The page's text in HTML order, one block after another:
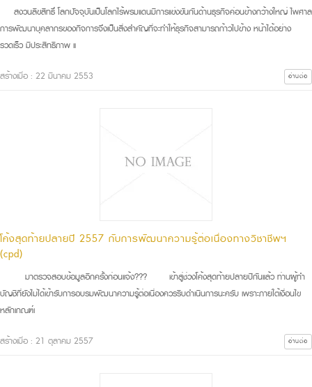
สงวนลิขสิทธิ์ โลกปัจจุบันเป็นโลกไร้พรมแดนมีการแข่งขันกันด้านธุรกิจค่อนข้างกว้างใหญ่ ไพศาล
การพัฒนาบุคลากรของกิจการจึงเป็นสิ่งสำคัญที่จะทำให้ธุรกิจสามารถก้าวไปข้าง หน้าได้อย่าง
รวดเร็ว มีประสิทธิภาพ แ
สร้างเมื่อ : 22 มีนาคม 2553 อ่านต่อ
โค้งสุดท้ายปลายปี 2557 กับการพัฒนาความรู้ต่อเนื่องทางวิชาชีพฯ
(cpd)
มาตรวจสอบข้อมูลอีกครั้งก่อนแจ้ง??? เข้าสู่ช่วงโค้งสุดท้ายปลายปีกันแล้ว ท่านผู้ทำ
บัญชีที่ยังไม่ได้เข้ารับการอบรมพัฒนาความรู้ต่อเนื่องควรรีบดำเนินการนะครับ เพราะภายใต้เงื่อนไข
หลักเกณฑ์เ
สร้างเมื่อ : 21 ตุลาคม 2557 อ่านต่อ